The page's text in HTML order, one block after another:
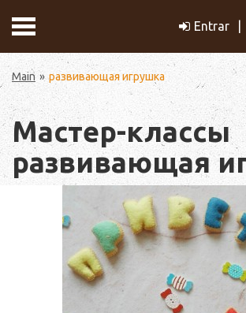
Entrar
Main развивающая игрушка
Мастер-классы
развивающая